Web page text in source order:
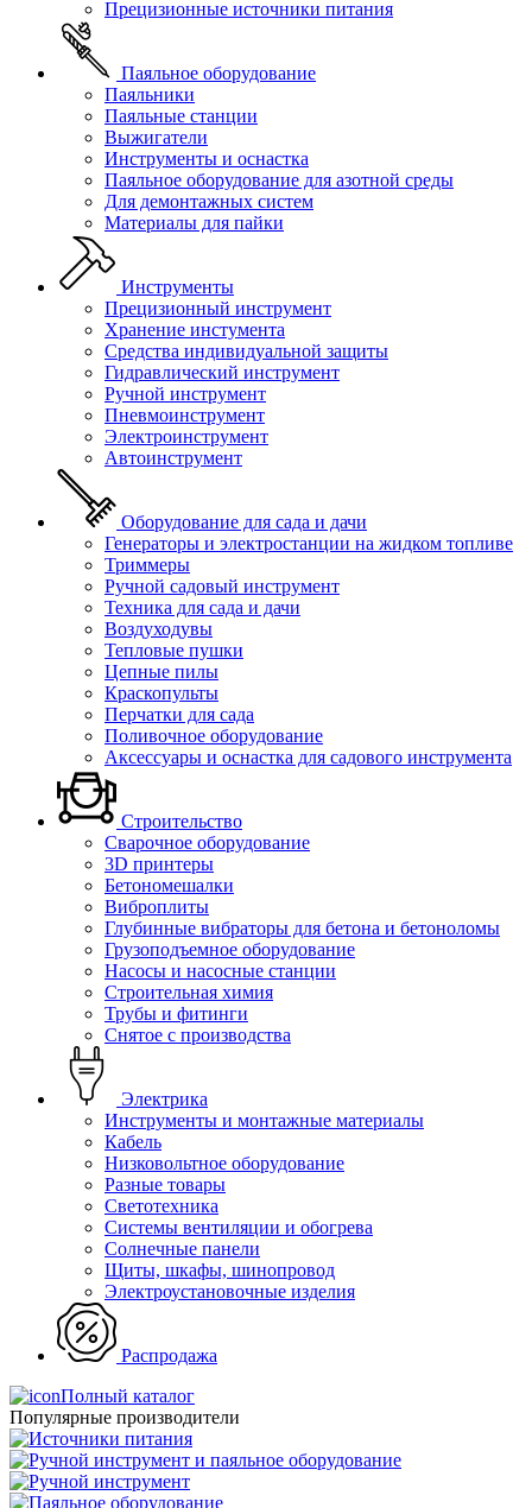
Прецизионные источники питания
Паяльное оборудование
Паяльники
Паяльные станции
Выжигатели
Инструменты и оснастка
Паяльное оборудование для азотной среды
Для демонтажных систем
Материалы для пайки
Инструменты
Прецизионный инструмент
Хранение инстумента
Средства индивидуальной защиты
Гидравлический инструмент
Ручной инструмент
Пневмоинструмент
Электроинструмент
Автоинструмент
Оборудование для сада и дачи
Генераторы и электростанции на жидком топливе
Триммеры
Ручной садовый инструмент
Техника для сада и дачи
Воздуходувы
Тепловые пушки
Цепные пилы
Краскопульты
Перчатки для сада
Поливочное оборудование
Аксессуары и оснастка для садового инструмента
Строительство
Сварочное оборудование
3D принтеры
Бетономешалки
Виброплиты
Глубинные вибраторы для бетона и бетоноломы
Грузоподъемное оборудование
Насосы и насосные станции
Строительная химия
Трубы и фитинги
Снятое с производства
Электрика
Инструменты и монтажные материалы
Кабель
Низковольтное оборудование
Разные товары
Светотехника
Системы вентиляции и обогрева
Солнечные панели
Щиты, шкафы, шинопровод
Электроустановочные изделия
Распродажа
Полный каталог
Популярные производители